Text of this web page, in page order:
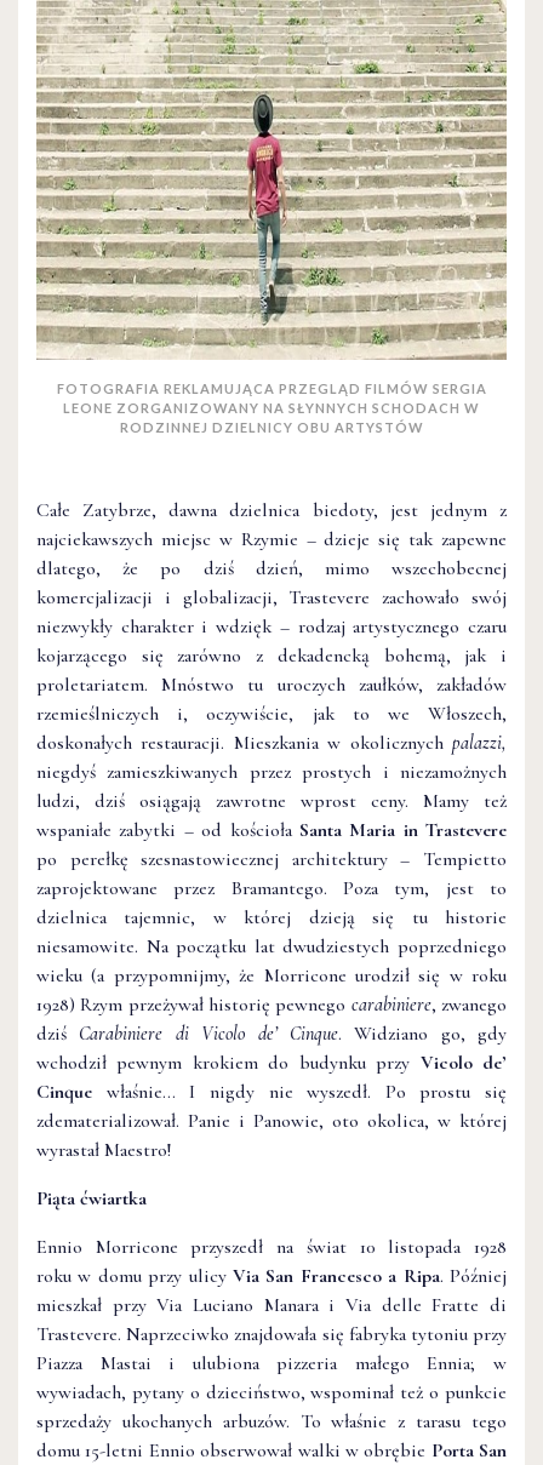
FOTOGRAFIA REKLAMUJĄCA PRZEGLĄD FILMÓW SERGIA
LEONE ZORGANIZOWANY NA SŁYNNYCH SCHODACH W
RODZINNEJ DZIELNICY OBU ARTYSTÓW
Całe Zatybrze, dawna dzielnica biedoty, jest jednym z
najciekawszych miejsc w Rzymie – dzieje się tak zapewne
dlatego, że po dziś dzień, mimo wszechobecnej
komercjalizacji i globalizacji, Trastevere zachowało swój
niezwykły charakter i wdzięk – rodzaj artystycznego czaru
kojarzącego się zarówno z dekadencką bohemą, jak i
proletariatem. Mnóstwo tu uroczych zaułków, zakładów
rzemieślniczych i, oczywiście, jak to we Włoszech,
doskonałych restauracji. Mieszkania w okolicznych palazzi,
niegdyś zamieszkiwanych przez prostych i niezamożnych
ludzi, dziś osiągają zawrotne wprost ceny. Mamy też
wspaniałe zabytki – od kościoła Santa Maria in Trastevere
po perełkę szesnastowiecznej architektury – Tempietto
zaprojektowane przez Bramantego. Poza tym, jest to
dzielnica tajemnic, w której dzieją się tu historie
niesamowite. Na początku lat dwudziestych poprzedniego
wieku (a przypomnijmy, że Morricone urodził się w roku
1928) Rzym przeżywał historię pewnego carabiniere, zwanego
dziś Carabiniere di Vicolo de’ Cinque. Widziano go, gdy
wchodził pewnym krokiem do budynku przy Vicolo de’
Cinque właśnie… I nigdy nie wyszedł. Po prostu się
zdematerializował. Panie i Panowie, oto okolica, w której
wyrastał Maestro!
Piąta ćwiartka
Ennio Morricone przyszedł na świat 10 listopada 1928
roku w domu przy ulicy Via San Francesco a Ripa. Później
mieszkał przy Via Luciano Manara i Via delle Fratte di
Trastevere. Naprzeciwko znajdowała się fabryka tytoniu przy
Piazza Mastai i ulubiona pizzeria małego Ennia; w
wywiadach, pytany o dzieciństwo, wspominał też o punkcie
sprzedaży ukochanych arbuzów. To właśnie z tarasu tego
domu 15-letni Ennio obserwował walki w obrębie Porta San